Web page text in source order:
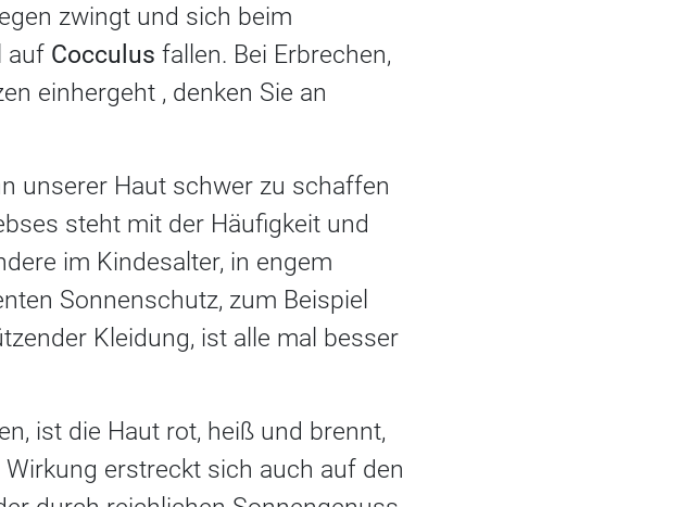
zwingt und sich beim
auf Cocculus fallen. Bei Erbrechen,
einhergeht , denken Sie an
unserer Haut schwer zu schaffen
steht mit der Häufigkeit und
im Kindesalter, in engem
Sonnenschutz, zum Beispiel
Kleidung, ist alle mal besser
ist die Haut rot, heiß und brennt,
Wirkung erstreckt sich auch auf den